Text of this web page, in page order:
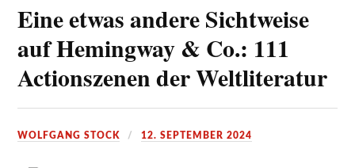
Eine etwas andere Sichtweise
auf Hemingway & Co.: 111
Actionszenen der Weltliteratur
WOLFGANG STOCK 12. SEPTEMBER 2024